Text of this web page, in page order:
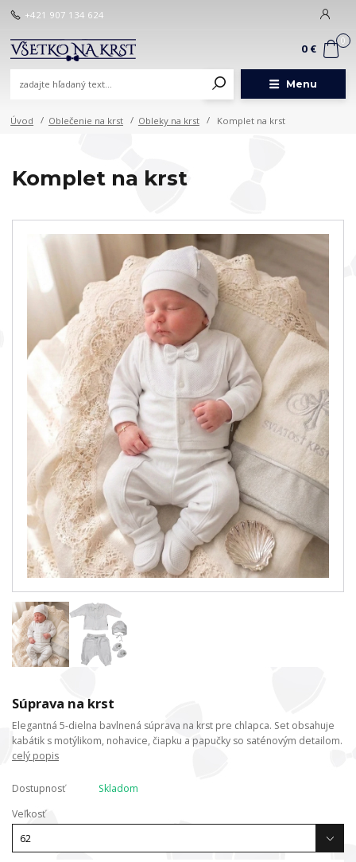
Menu
+421 907 134 624
0
0 €
Úvod Oblečenie na krst Obleky na krst Komplet na krst
Komplet na krst
Súprava na krst
Elegantná 5-dielna bavlnená súprava na krst pre chlapca. Set obsahuje
kabátik s motýlikom, nohavice, čiapku a papučky so saténovým detailom.
celý popis
Dostupnosť
Skladom
Veľkosť